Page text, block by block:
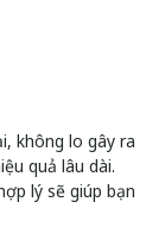
không lo gây ra
quả lâu dài.
lý sẽ giúp bạn